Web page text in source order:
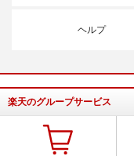
ヘルプ
楽天のグループサービス